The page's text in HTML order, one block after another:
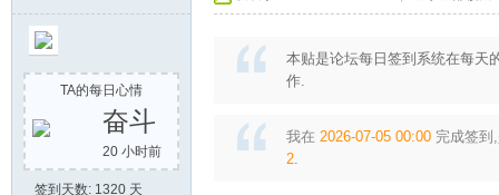
TA的每日心情
奋斗
20 小时前
签到天数: 1320 天
本贴是论坛每日签到系统在每天
作.
我在 2026-07-05 00:00 完成签到
2.